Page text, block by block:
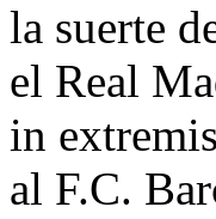
la suerte
el Real
in
al F.C.